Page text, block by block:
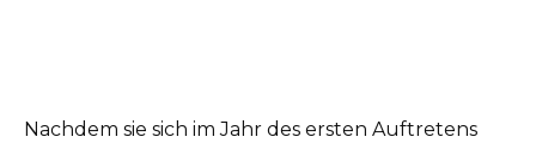
Nachdem sie sich im Jahr des ersten Auftretens